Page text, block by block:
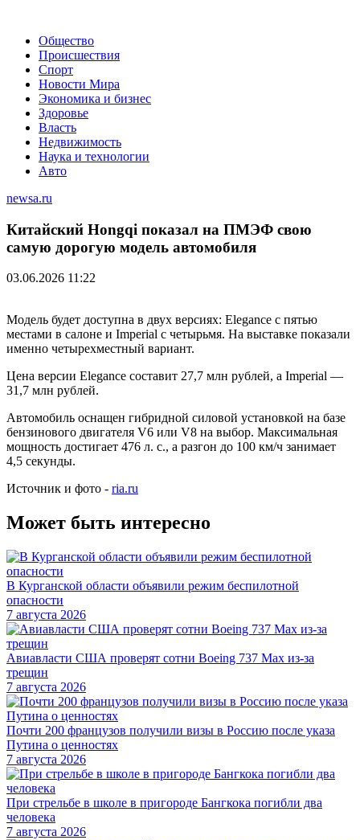
Общество
Происшествия
Спорт
Новости Мира
Экономика и бизнес
Здоровье
Власть
Недвижимость
Наука и технологии
Авто
newsa.ru
Китайский Hongqi показал на ПМЭФ свою
самую дорогую модель автомобиля
03.06.2026 11:22
Модель будет доступна в двух версиях: Elegance с пятью
местами в салоне и Imperial с четырьмя. На выставке показали
именно четырехместный вариант.
Цена версии Elegance составит 27,7 млн рублей, а Imperial —
31,7 млн рублей.
Автомобиль оснащен гибридной силовой установкой на базе
бензинового двигателя V6 или V8 на выбор. Максимальная
мощность достигает 476 л. с., а разгон до 100 км/ч занимает
4,5 секунды.
Источник и фото - ria.ru
Может быть интересно
В Курганской области объявили режим беспилотной
опасности
7 августа 2026
Авиавласти США проверят сотни Boeing 737 Max из-за
трещин
7 августа 2026
Почти 200 французов получили визы в Россию после указа
Путина о ценностях
7 августа 2026
При стрельбе в школе в пригороде Бангкока погибли два
человека
7 августа 2026